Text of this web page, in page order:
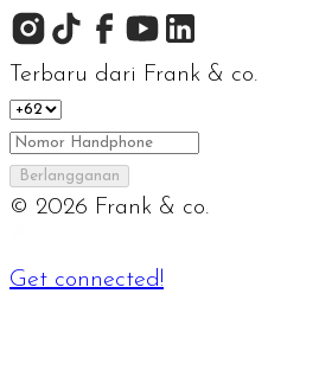
Terbaru dari Frank & co.
Berlangganan
© 2026 Frank & co.
Get connected!